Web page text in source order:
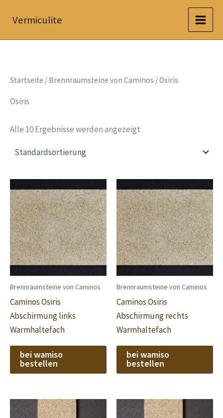
InhaltVermiculite
Startseite / Brennraumsteine von Caminos / Osiris
Osiris
Alle 10 Ergebnisse werden angezeigt
Brennraumsteine von Caminos
Caminos Osiris
Abschirmung links
Warmhaltefach
bei wamiso
bestellen
Brennraumsteine von Caminos
Caminos Osiris
Abschirmung rechts
Warmhaltefach
bei wamiso
bestellen